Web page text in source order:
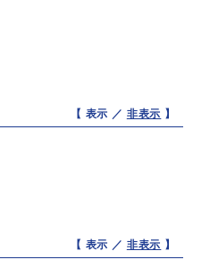
【 表示 ／ 非表示 】
【 表示 ／ 非表示 】